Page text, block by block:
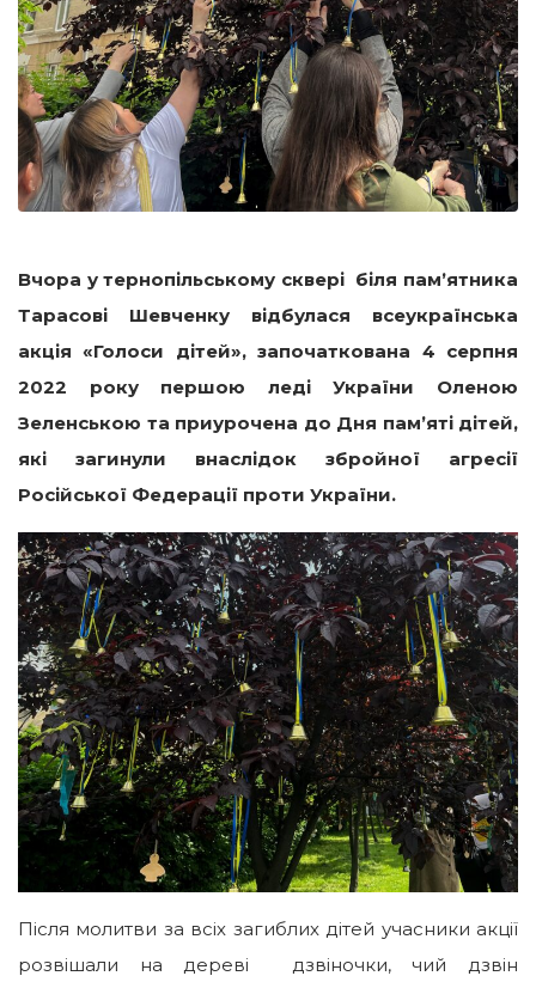
Вчора у тернопільському сквері біля памʼятника
Тарасові Шевченку відбулася всеукраїнська
акція «Голоси дітей»,започаткована 4 серпня
2022 року першою леді України Оленою
Зеленською та приурочена до Дня пам’яті дітей,
які загинули внаслідок збройної агресії
Російської Федерації проти України.
Після молитви за всіх загиблих дітей учасники акції
розвішали на дереві дзвіночки, чий дзвін